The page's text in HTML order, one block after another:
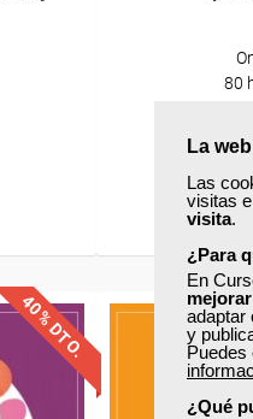
La
Las
visitas
visita.
¿Para
En
adaptar
y
Puedes
¿Qué
80
40% DTO.
Descuentos